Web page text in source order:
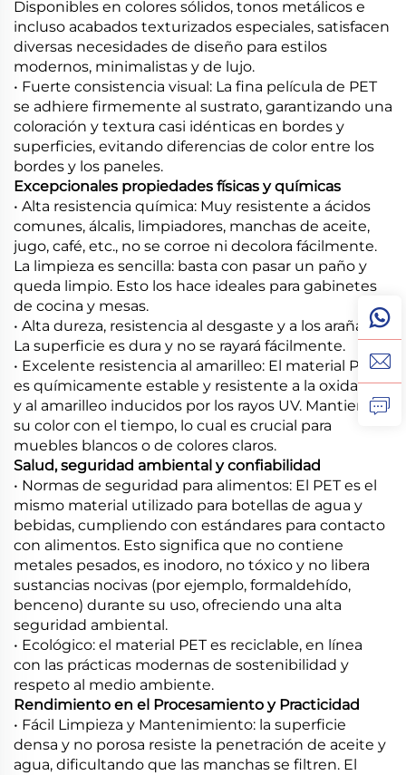
Disponibles en colores sólidos, tonos metálicos e
incluso acabados texturizados especiales, satisfacen
diversas necesidades de diseño para estilos
modernos, minimalistas y de lujo.
• Fuerte consistencia visual: La fina película de PET
se adhiere firmemente al sustrato, garantizando una
coloración y textura casi idénticas en bordes y
superficies, evitando diferencias de color entre los
bordes y los paneles.
Excepcionales propiedades físicas y químicas
• Alta resistencia química: Muy resistente a ácidos
comunes, álcalis, limpiadores, manchas de aceite,
jugo, café, etc., no se corroe ni decolora fácilmente.
La limpieza es sencilla: basta con pasar un paño y
queda limpio. Esto los hace ideales para gabinetes
de cocina y mesas.
• Alta dureza, resistencia al desgaste y a los arañazos:
La superficie es dura y no se rayará fácilmente.
• Excelente resistencia al amarilleo: El material PET
es químicamente estable y resistente a la oxidación
y al amarilleo inducidos por los rayos UV. Mantiene
su color con el tiempo, lo cual es crucial para
muebles blancos o de colores claros.
Salud, seguridad ambiental y confiabilidad
• Normas de seguridad para alimentos: El PET es el
mismo material utilizado para botellas de agua y
bebidas, cumpliendo con estándares para contacto
con alimentos. Esto significa que no contiene
metales pesados, es inodoro, no tóxico y no libera
sustancias nocivas (por ejemplo, formaldehído,
benceno) durante su uso, ofreciendo una alta
seguridad ambiental.
• Ecológico: el material PET es reciclable, en línea
con las prácticas modernas de sostenibilidad y
respeto al medio ambiente.
Rendimiento en el Procesamiento y Practicidad
• Fácil Limpieza y Mantenimiento: la superficie
densa y no porosa resiste la penetración de aceite y
agua, dificultando que las manchas se filtren. El